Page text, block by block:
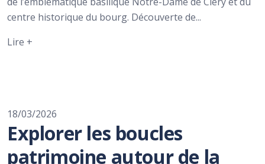
centre historique du bourg. Découverte de...
Lire +
18/03/2026
Explorer les boucles
patrimoine autour de la